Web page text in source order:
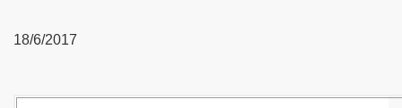
18/6/2017